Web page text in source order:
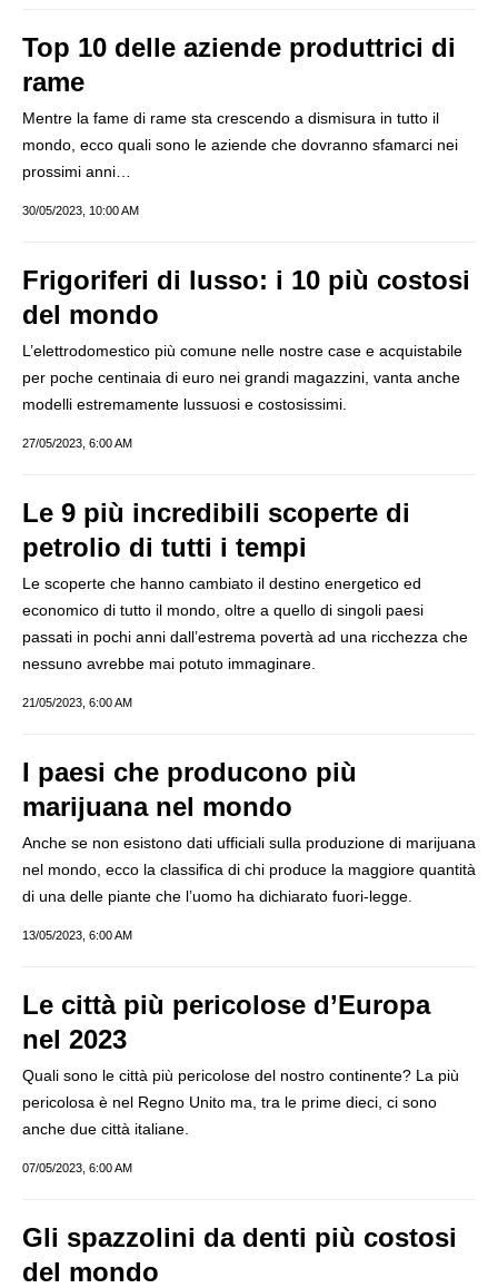
Top 10 delle aziende produttrici di
rame
Mentre la fame di rame sta crescendo a dismisura in tutto il
mondo, ecco quali sono le aziende che dovranno sfamarci nei
prossimi anni…
30/05/2023, 10:00 AM
Frigoriferi di lusso: i 10 più costosi
del mondo
L’elettrodomestico più comune nelle nostre case e acquistabile
per poche centinaia di euro nei grandi magazzini, vanta anche
modelli estremamente lussuosi e costosissimi.
27/05/2023, 6:00 AM
Le 9 più incredibili scoperte di
petrolio di tutti i tempi
Le scoperte che hanno cambiato il destino energetico ed
economico di tutto il mondo, oltre a quello di singoli paesi
passati in pochi anni dall’estrema povertà ad una ricchezza che
nessuno avrebbe mai potuto immaginare.
21/05/2023, 6:00 AM
I paesi che producono più
marijuana nel mondo
Anche se non esistono dati ufficiali sulla produzione di marijuana
nel mondo, ecco la classifica di chi produce la maggiore quantità
di una delle piante che l’uomo ha dichiarato fuori-legge.
13/05/2023, 6:00 AM
Le città più pericolose d’Europa
nel 2023
Quali sono le città più pericolose del nostro continente? La più
pericolosa è nel Regno Unito ma, tra le prime dieci, ci sono
anche due città italiane.
07/05/2023, 6:00 AM
Gli spazzolini da denti più costosi
del mondo